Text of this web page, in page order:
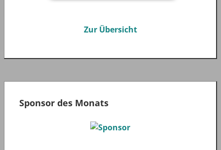
Zur Übersicht
Sponsor des Monats